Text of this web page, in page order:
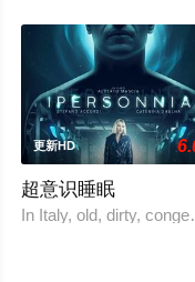
更新HD
超意识睡眠
In Italy, old, dirty,